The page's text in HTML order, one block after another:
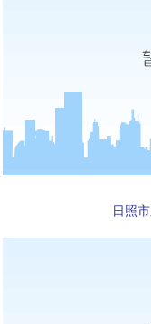
日照